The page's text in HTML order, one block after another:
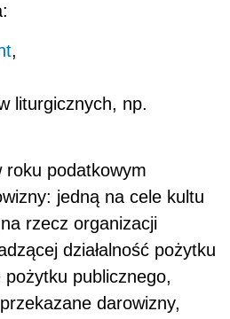
,
liturgicznych, np.
podatkowym
jedną na cele kultu
rzecz organizacji
działalność pożytku
publicznego,
darowizny,